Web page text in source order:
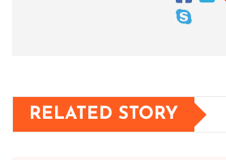
RELATED STORY